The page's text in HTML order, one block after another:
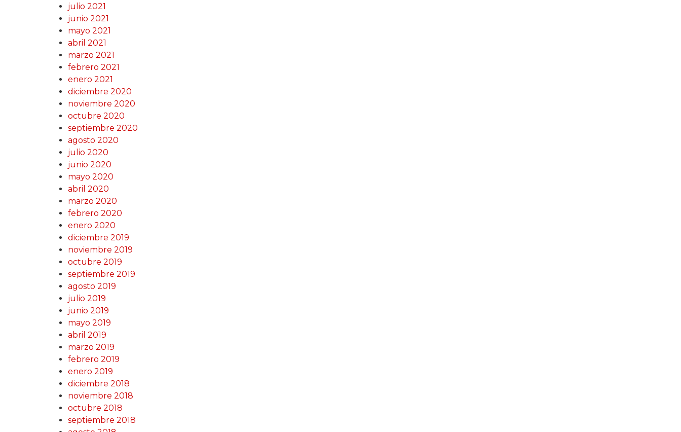
julio 2021
junio 2021
mayo 2021
abril 2021
marzo 2021
febrero 2021
enero 2021
diciembre 2020
noviembre 2020
octubre 2020
septiembre 2020
agosto 2020
julio 2020
junio 2020
mayo 2020
abril 2020
marzo 2020
febrero 2020
enero 2020
diciembre 2019
noviembre 2019
octubre 2019
septiembre 2019
agosto 2019
julio 2019
junio 2019
mayo 2019
abril 2019
marzo 2019
febrero 2019
enero 2019
diciembre 2018
noviembre 2018
octubre 2018
septiembre 2018